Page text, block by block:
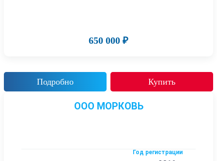
650 000 ₽
Подробно Купить
ООО МОРКОВЬ
Год регистрации